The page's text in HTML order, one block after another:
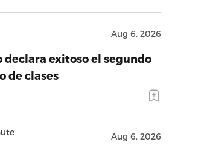
Aug 6, 2026
declara exitoso el segundo
de clases
Aug 6, 2026